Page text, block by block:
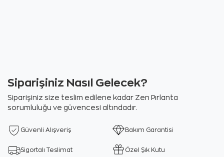
Siparişiniz Nasıl Gelecek?
Siparişiniz size teslim edilene kadar Zen Pırlanta
sorumluluğu ve güvencesi altındadır.
Güvenli Alışveriş Bakım Garantisi
Sigortalı Teslimat Özel Şık Kutu